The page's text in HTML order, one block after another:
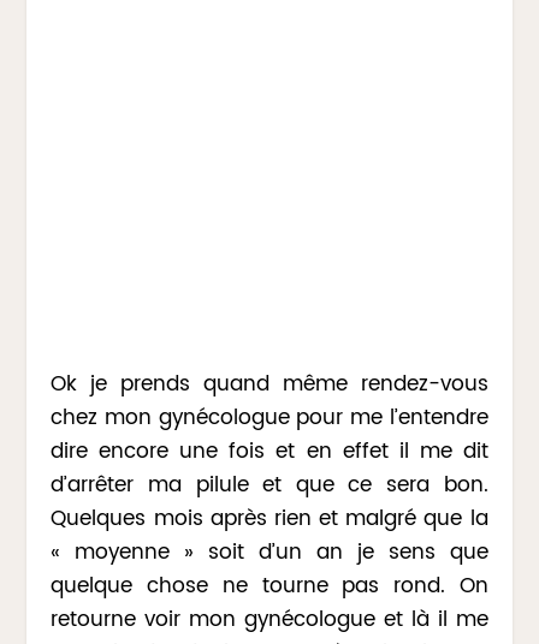
Ok je prends quand même rendez-vous
chez mon gynécologue pour me l’entendre
dire encore une fois et en effet il me dit
d’arrêter ma pilule et que ce sera bon.
Quelques mois après rien et malgré que la
« moyenne » soit d’un an je sens que
quelque chose ne tourne pas rond. On
retourne voir mon gynécologue et là il me